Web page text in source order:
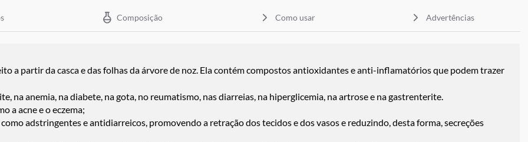
Composição Como usar Advertências
a partir da casca e das folhas da árvore de noz. Ela contém compostos antioxidantes e anti-inflamatórios que podem trazer
na anemia, na diabete, na gota, no reumatismo, nas diarreias, na hiperglicemia, na artrose e na gastrenterite.
a acne e o eczema;
adstringentes e antidiarreicos, promovendo a retração dos tecidos e dos vasos e reduzindo, desta forma, secreções